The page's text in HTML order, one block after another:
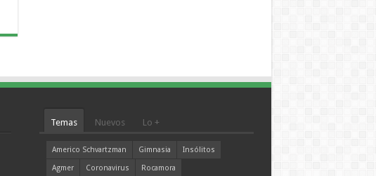
Temas Nuevos Lo +
Americo Schvartzman Gimnasia
Insólitos
Agmer
Coronavirus Rocamora